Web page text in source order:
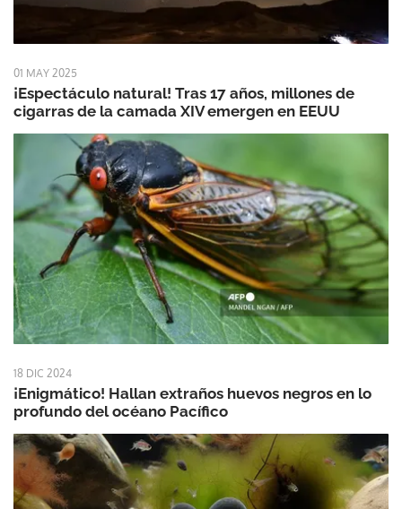
01 MAY 2025
¡Espectáculo natural! Tras 17 años, millones de
cigarras de la camada XIV emergen en EEUU
18 DIC 2024
¡Enigmático! Hallan extraños huevos negros en lo
profundo del océano Pacífico